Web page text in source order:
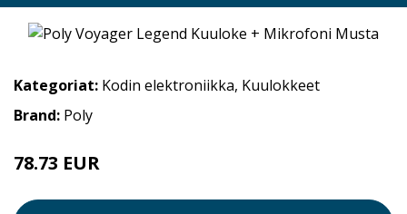
Kategoriat: Kodin elektroniikka, Kuulokkeet
Brand: Poly
78.73 EUR